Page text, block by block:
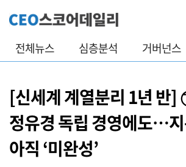
전체뉴스 심층분석 거버넌스
[신세계 계열분리 1년 반]
정유경 독립 경영에도…
아직 ‘미완성’